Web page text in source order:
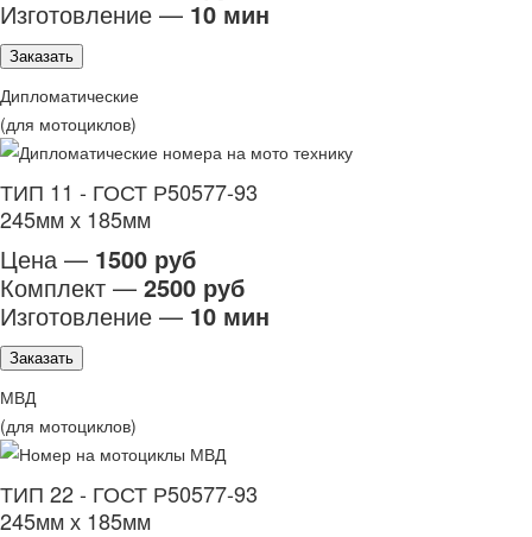
Изготовление — 10 мин
Заказать
Дипломатические
(для мотоциклов)
ТИП 11 - ГОСТ Р50577-93
245мм х 185мм
Цена — 1500 руб
Комплект — 2500 руб
Изготовление — 10 мин
Заказать
МВД
(для мотоциклов)
ТИП 22 - ГОСТ Р50577-93
245мм х 185мм